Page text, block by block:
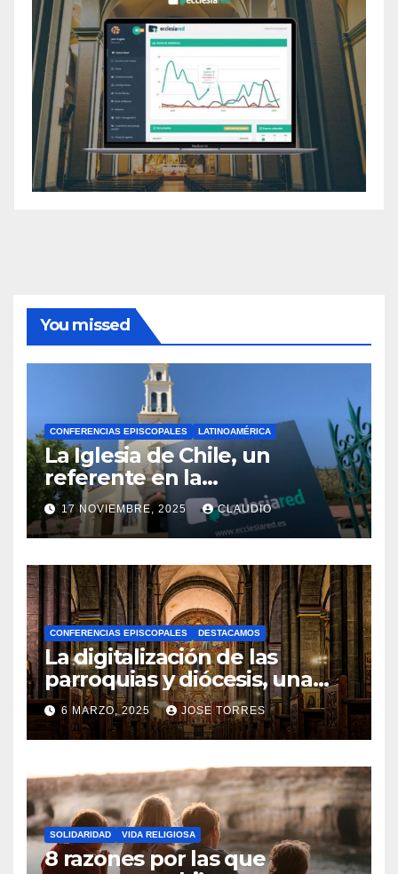
You missed
CONFERENCIAS EPISCOPALES LATINOAMÉRICA
La Iglesia de Chile, un
referente en la
transformación digital
gracias a Ecclesiared
17 NOVIEMBRE, 2025 CLAUDIO
N
O
H
A
Y
C
O
M
N
T
A
R
CONFERENCIAS EPISCOPALES DESTACAMOS
La digitalización de las
parroquias y diócesis, una
realidad ya para el futuro de
la Iglesia
6 MARZO, 2025 JOSE TORRES
N
O
H
A
Y
SOLIDARIDAD VIDA RELIGIOSA
8 razones por las que